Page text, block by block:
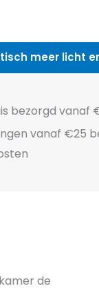
bezorgd vanaf
vanaf €25
de